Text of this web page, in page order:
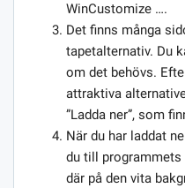
WinCustomize ….
Det finns många
tapetalternativ. Du
om det behövs.
attraktiva
”Ladda ner”, som
När du har laddat
du till
där på den vita